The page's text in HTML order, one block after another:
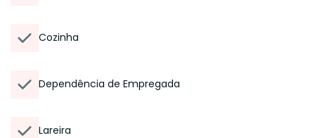
Cozinha
Dependência de Empregada
Lareira